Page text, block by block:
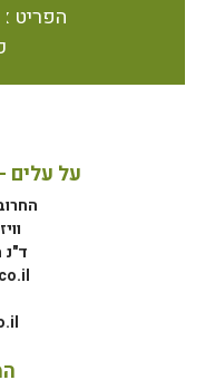
הפריט
על עלים
החרובים 8,
ד"נ